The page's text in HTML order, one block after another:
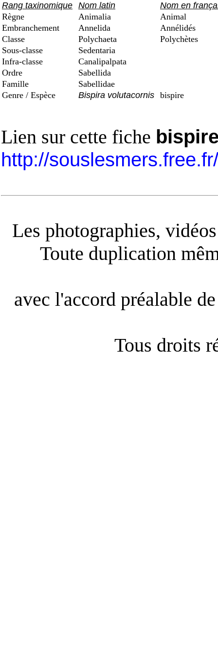
Rang taxinomique Nom latin
Nom en
Règne
Animalia
Animal
Embranchement
Annelida
Annélidés
Classe
Polychaeta
Polychètes
Sous-classe
Sedentaria
Infra-classe
Canalipalpata
Ordre
Sabellida
Famille
Sabellidae
Genre / Espèce
Bispira volutacornis bispire
Lien sur cette fiche
http://
Les photographies,
Toute duplication
avec l'accord préalable
Tous droits